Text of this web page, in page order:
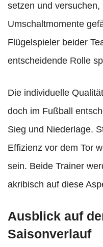
setzen und versuchen,
Umschaltmomente
Flügelspieler beider
entscheidende Rolle
Die individuelle
doch im Fußball
Sieg und Niederlage.
Effizienz vor dem Tor
sein. Beide Trainer
akribisch auf diese
Ausblick auf
Saisonverlauf